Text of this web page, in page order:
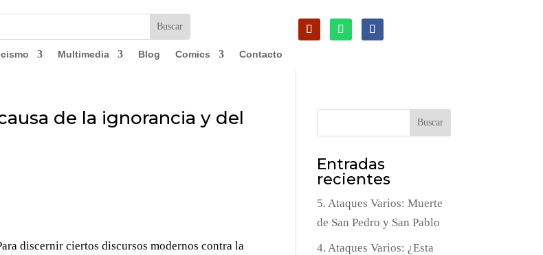
Multimedia Blog Comics Contacto
de la ignorancia y del
discernir ciertos discursos modernos contra la
Buscar
Entradas
recientes
5. Ataques Varios: Muerte
de San Pedro y San Pablo
4. Ataques Varios: ¿Esta